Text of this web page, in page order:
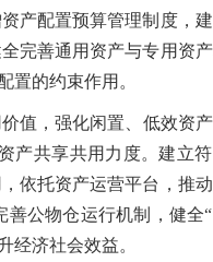
产配置预算管理制度，
完善通用资产与专用资
置的约束作用。
值，强化闲置、低效资
产共享共用力度。建立
依托资产运营平台，推
公物仓运行机制，健全
经济社会效益。